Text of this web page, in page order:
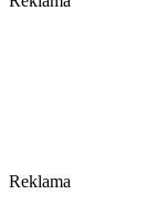
Reklama